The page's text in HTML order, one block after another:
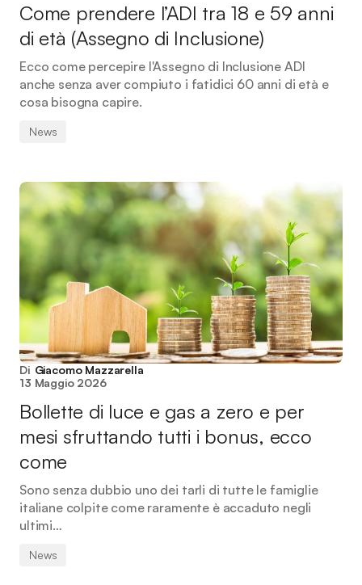
Come prendere l’ADI tra 18 e 59 anni
di età (Assegno di Inclusione)
Ecco come percepire l'Assegno di Inclusione ADI
anche senza aver compiuto i fatidici 60 anni di età e
cosa bisogna capire.
News
Di Giacomo Mazzarella
13 Maggio 2026
Bollette di luce e gas a zero e per
mesi sfruttando tutti i bonus, ecco
come
Sono senza dubbio uno dei tarli di tutte le famiglie
italiane colpite come raramente è accaduto negli
ultimi…
News